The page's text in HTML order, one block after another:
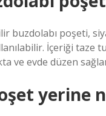
buzdolabı poşeti,
İçeriği taze
ve evde düzen
yerine